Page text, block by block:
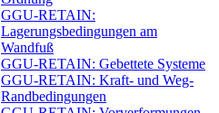
GGU-RETAIN:
Lagerungsbedingungen am
Wandfuß
GGU-RETAIN: Gebettete Systeme
GGU-RETAIN: Kraft- und Weg-
Randbedingungen